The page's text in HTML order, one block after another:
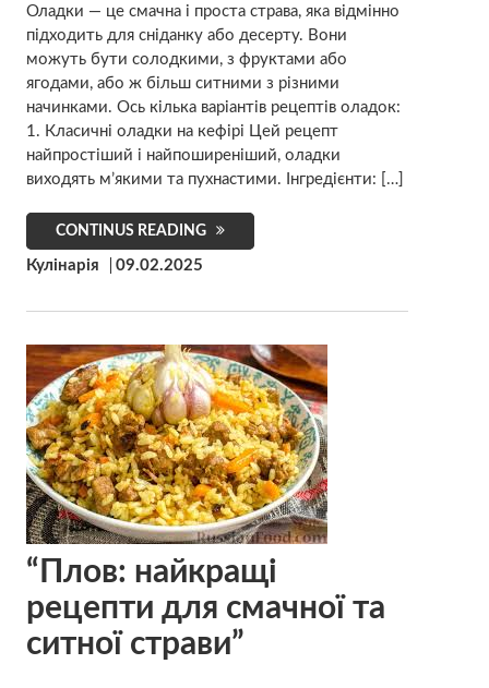
Оладки — це смачна і проста страва, яка відмінно
підходить для сніданку або десерту. Вони
можуть бути солодкими, з фруктами або
ягодами, або ж більш ситними з різними
начинками. Ось кілька варіантів рецептів оладок:
1. Класичні оладки на кефірі Цей рецепт
найпростіший і найпоширеніший, оладки
виходять м’якими та пухнастими. Інгредієнти: […]
CONTINUS READING
Кулінарія 09.02.2025
“Плов: найкращі
рецепти для смачної та
ситної страви”